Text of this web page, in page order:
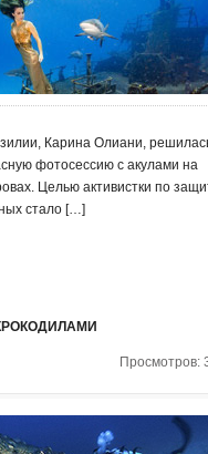
Карина Олиани,
фотосессию с акулами на
Целью активистки по
стало […]
Просмотров: